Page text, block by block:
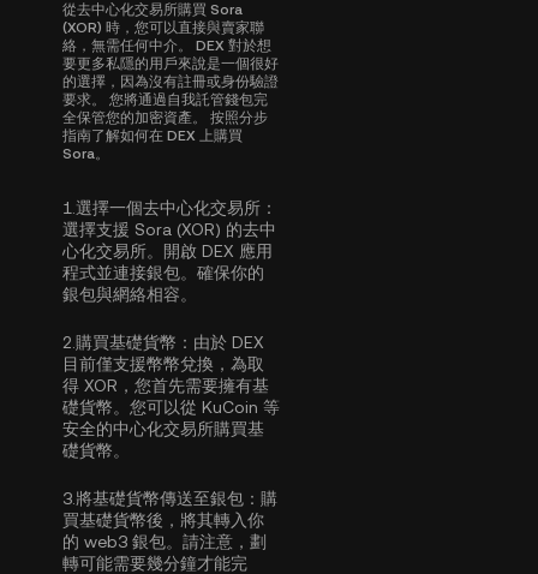
從去中心化交易所購買 Sora
(XOR) 時，您可以直接與賣家聯
絡，無需任何中介。 DEX 對於想
要更多私隱的用戶來說是一個很好
的選擇，因為沒有註冊或身份驗證
要求。 您將通過自我託管錢包完
全保管您的加密資產。 按照分步
指南了解如何在 DEX 上購買
Sora。
1. 選擇一個去中心化交易所：
選擇支援 Sora (XOR) 的去中
心化交易所。開啟 DEX 應用
程式並連接銀包。確保你的
銀包與網絡相容。
2. 購買基礎貨幣： 由於 DEX
目前僅支援幣幣兌換，為取
得 XOR，您首先需要擁有基
礎貨幣。您可以從 KuCoin 等
安全的中心化交易所購買基
礎貨幣。
3. 將基礎貨幣傳送至銀包： 購
買基礎貨幣後，將其轉入你
的 web3 銀包。請注意，劃
轉可能需要幾分鐘才能完